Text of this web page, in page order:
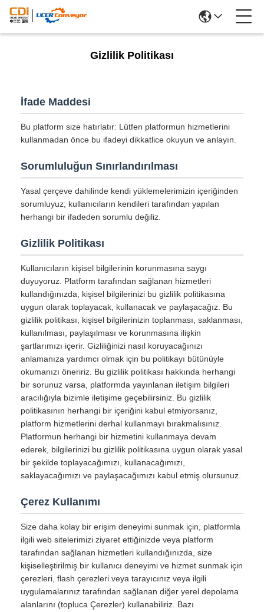
Gizlilik Politikası
İfade Maddesi
Bu platform size hatırlatır: Lütfen platformun hizmetlerini
kullanmadan önce bu ifadeyi dikkatlice okuyun ve anlayın.
Sorumluluğun Sınırlandırılması
Yasal çerçeve dahilinde kendi yüklemelerimizin içeriğinden
sorumluyuz; kullanıcıların kendileri tarafından yapılan
herhangi bir ifadeden sorumlu değiliz.
Gizlilik Politikası
Kullanıcıların kişisel bilgilerinin korunmasına saygı
duyuyoruz. Platform tarafından sağlanan hizmetleri
kullandığınızda, kişisel bilgilerinizi bu gizlilik politikasına
uygun olarak toplayacak, kullanacak ve paylaşacağız. Bu
gizlilik politikası, kişisel bilgilerinizin toplanması, saklanması,
kullanılması, paylaşılması ve korunmasına ilişkin
şartlarımızı içerir. Gizliliğinizi nasıl koruyacağınızı
anlamanıza yardımcı olmak için bu politikayı bütünüyle
okumanızı öneririz. Bu gizlilik politikası hakkında herhangi
bir sorunuz varsa, platformda yayınlanan iletişim bilgileri
aracılığıyla bizimle iletişime geçebilirsiniz. Bu gizlilik
politikasının herhangi bir içeriğini kabul etmiyorsanız,
platform hizmetlerini derhal kullanmayı bırakmalısınız.
Platformun herhangi bir hizmetini kullanmaya devam
ederek, bilgilerinizi bu gizlilik politikasına uygun olarak yasal
bir şekilde toplayacağımızı, kullanacağımızı,
saklayacağımızı ve paylaşacağımızı kabul etmiş olursunuz.
Çerez Kullanımı
Size daha kolay bir erişim deneyimi sunmak için, platformla
ilgili web sitelerimizi ziyaret ettiğinizde veya platform
tarafından sağlanan hizmetleri kullandığınızda, size
kişiselleştirilmiş bir kullanıcı deneyimi ve hizmet sunmak için
çerezleri, flash çerezleri veya tarayıcınız veya ilgili
uygulamalarınız tarafından sağlanan diğer yerel depolama
alanlarını (topluca Çerezler) kullanabiliriz. Bazı